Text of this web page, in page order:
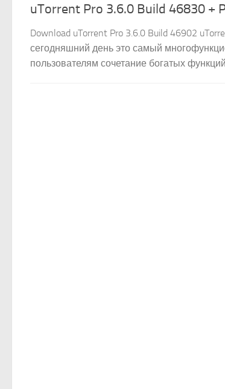
uTorrent Pro 3.6.0 Build 46830 +
Download uTorrent Pro 3.6.0 Build 46902
сегодняшний день это самый
пользователям сочетание богатых